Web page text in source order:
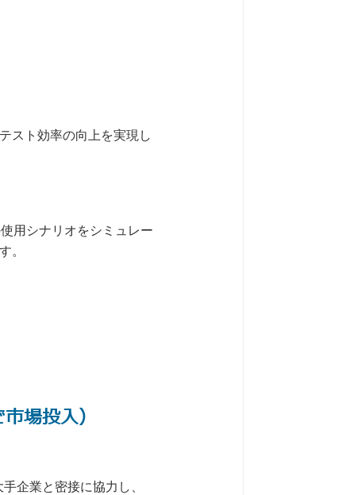
スト効率の向上を実現し
用シナリオをシミュレー
。
場投入）
企業と密接に協力し、